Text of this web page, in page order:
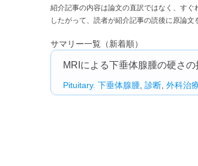
紹介記事の内容は論文の直訳ではなく、すぐ
したがって、読者が紹介記事の読後に原論文
サマリー一覧（新着順）
MRIによる下垂体腺腫の硬さ
Pituitary. 下垂体腺腫 診断 外科治